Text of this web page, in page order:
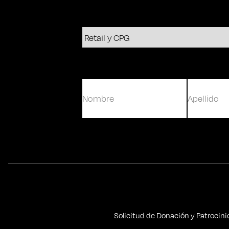
Solicitud de Donación y